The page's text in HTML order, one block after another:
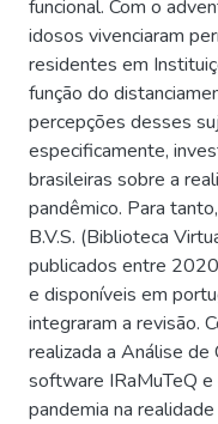
funcional. Com o
idosos vivenciaram
residentes em
função do
percepções desses
especificamente,
brasileiras sobre a
pandêmico. Para
B.V.S. (Biblioteca
publicados entre
e disponíveis em
integraram a revisão.
realizada a Análise
software IRaMuTeQ
pandemia na